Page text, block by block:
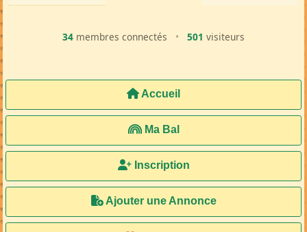
34 membres connectés • 501 visiteurs
Accueil
Ma Bal
Inscription
Ajouter une Annonce